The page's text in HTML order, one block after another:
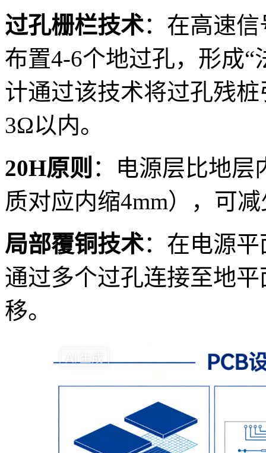
过孔栅栏技术：在高速
布置4-6个地过孔，形成“
计通过该技术将过孔残
3Ω以内。
20H原则 ：电源层比地层
质对应内缩4mm），可
局部覆铜技术：在电源
通过多个过孔连接至地
移。